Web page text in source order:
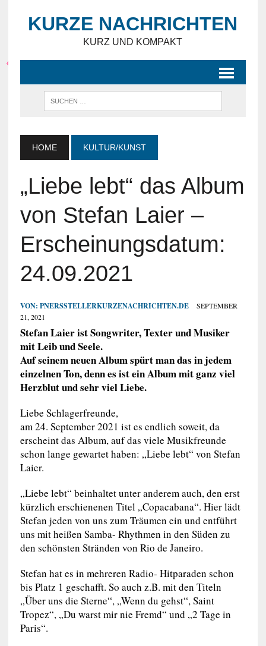
KURZE NACHRICHTEN
KURZ UND KOMPAKT
HOME KULTUR/KUNST
„Liebe lebt“ das Album
von Stefan Laier –
Erscheinungsdatum:
24.09.2021
VON: PNERSSTELLERKURZENACHRICHTEN.DE
SEPTEMBER
21, 2021
Stefan Laier ist Songwriter, Texter und Musiker
mit Leib und Seele.
Auf seinem neuen Album spürt man das in jedem
einzelnen Ton, denn es ist ein Album mit ganz viel
Herzblut und sehr viel Liebe.
Liebe Schlagerfreunde,
am 24. September 2021 ist es endlich soweit, da
erscheint das Album, auf das viele Musikfreunde
schon lange gewartet haben: „Liebe lebt“ von Stefan
Laier.
„Liebe lebt“ beinhaltet unter anderem auch, den erst
kürzlich erschienenen Titel „Copacabana“. Hier lädt
Stefan jeden von uns zum Träumen ein und entführt
uns mit heißen Samba- Rhythmen in den Süden zu
den schönsten Stränden von Rio de Janeiro.
Stefan hat es in mehreren Radio- Hitparaden schon
bis Platz 1 geschafft. So auch z.B. mit den Titeln
„Über uns die Sterne“, „Wenn du gehst“, Saint
Tropez“, „Du warst mir nie Fremd“ und „2 Tage in
Paris“.